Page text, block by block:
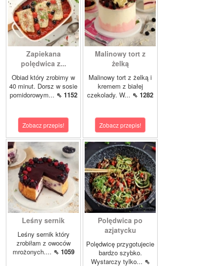
Zapiekana
polędwica z...
Obiad który zrobimy w
40 minut. Dorsz w sosie
pomidorowym... ⇖ 1152
Zobacz przepis!
Malinowy tort z
żelką
Malinowy tort z żelką i
kremem z białej
czekolady. W... ⇖ 1282
Zobacz przepis!
Leśny sernik
Leśny sernik który
zrobiłam z owoców
mrożonych.... ⇖ 1059
Polędwica po
azjatycku
Polędwicę przygotujecie
bardzo szybko.
Wystarczy tylko... ⇖